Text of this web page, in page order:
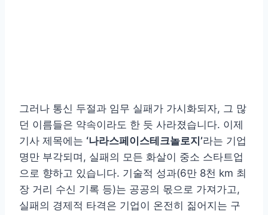
그러나 통신 두절과 임무 실패가 가시화되자, 그 많
던 이름들은 약속이라도 한 듯 사라졌습니다. 이제
기사 제목에는 ‘나라스페이스테크놀로지’라는 기업
명만 부각되며, 실패의 모든 화살이 중소 스타트업
으로 향하고 있습니다. 기술적 성과(6만 8천 km 최
장 거리 수신 기록 등)는 공공의 몫으로 가져가고,
실패의 경제적 타격은 기업이 온전히 짊어지는 구